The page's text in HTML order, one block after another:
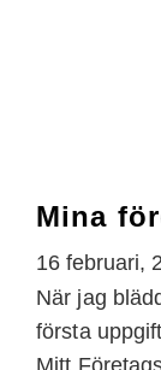
Mina
16 februari,
När jag
första
Mitt